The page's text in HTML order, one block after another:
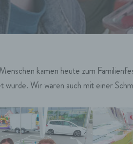
kamen heute zum
wurde. Wir waren auch mit einer